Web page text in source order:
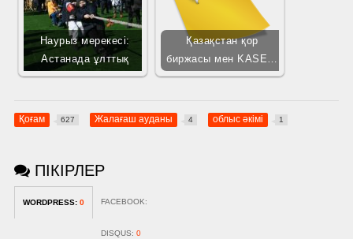
Наурыз мерекесі:
Астанада ұлттық
Қазақстан қор
биржасы мен KASE…
Қоғам 627 Жалағаш ауданы 4 облыс әкімі 1
ПІКІРЛЕР
WORDPRESS: 0 FACEBOOK:
DISQUS: 0